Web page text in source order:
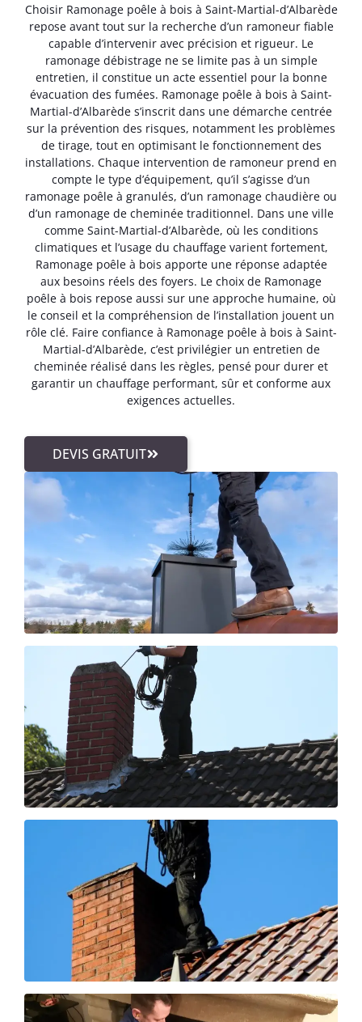
Choisir Ramonage poêle à bois à Saint-Martial-d’Albarède
repose avant tout sur la recherche d’un ramoneur fiable
capable d’intervenir avec précision et rigueur. Le
ramonage débistrage ne se limite pas à un simple
entretien, il constitue un acte essentiel pour la bonne
évacuation des fumées. Ramonage poêle à bois à Saint-
Martial-d’Albarède s’inscrit dans une démarche centrée
sur la prévention des risques, notamment les problèmes
de tirage, tout en optimisant le fonctionnement des
installations. Chaque intervention de ramoneur prend en
compte le type d’équipement, qu’il s’agisse d’un
ramonage poêle à granulés, d’un ramonage chaudière ou
d’un ramonage de cheminée traditionnel. Dans une ville
comme Saint-Martial-d’Albarède, où les conditions
climatiques et l’usage du chauffage varient fortement,
Ramonage poêle à bois apporte une réponse adaptée
aux besoins réels des foyers. Le choix de Ramonage
poêle à bois repose aussi sur une approche humaine, où
le conseil et la compréhension de l’installation jouent un
rôle clé. Faire confiance à Ramonage poêle à bois à Saint-
Martial-d’Albarède, c’est privilégier un entretien de
cheminée réalisé dans les règles, pensé pour durer et
garantir un chauffage performant, sûr et conforme aux
exigences actuelles.
DEVIS GRATUIT